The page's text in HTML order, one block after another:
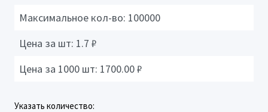
Максимальное кол-во: 100000
Цена за шт: 1.7 ₽
Цена за 1000 шт: 1700.00₽
Указать количество: